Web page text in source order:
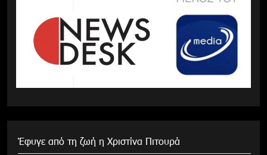
Έφυγε από τη ζωή η Χριστίνα Πιτουρά